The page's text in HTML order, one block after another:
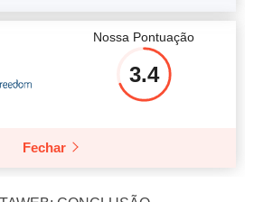
Nossa Pontuação
3.4
Fechar